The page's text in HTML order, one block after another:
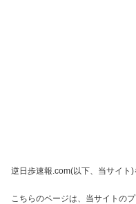
逆日歩速報.com(以下、当サイト
こちらのページは、当サイトの